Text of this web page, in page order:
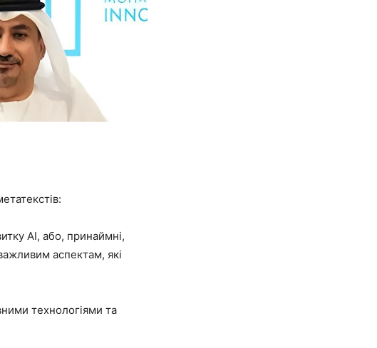
AI, або, принаймні,
аспектам, які
технологіями та